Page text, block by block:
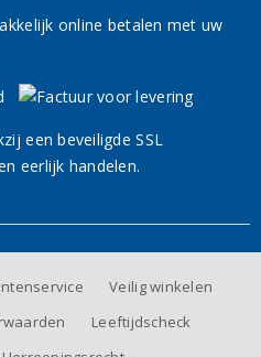
online betalen met uw
een beveiligde SSL
eerlijk handelen.
Veilig winkelen
Leeftijdscheck